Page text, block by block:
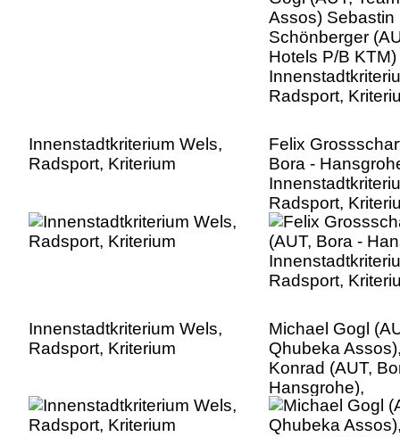
Radsport,
Innenstadtkriterium Wels,
Radsport, Kriterium
Felix
Bora -
Radsport,
Innenstadtkriterium Wels,
Radsport, Kriterium
Michael Gogl
Qhubeka
Konrad (AUT,
Hansgrohe),
Radsport,